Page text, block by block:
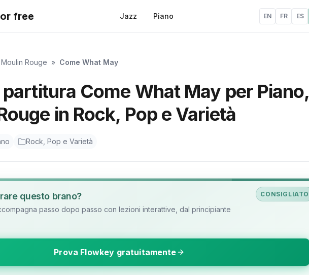
free Jazz Piano EN FR ES
Moulin Rouge » Come What May
Come What May per Piano,
in Rock, Pop e Varietà
Rock, Pop e Varietà
CONSIGLIATO
questo brano?
passo dopo passo con lezioni interattive, dal principiante
Prova Flowkey gratuitamente